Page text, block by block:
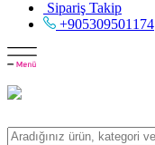
Sipariş Takip
+905309501174